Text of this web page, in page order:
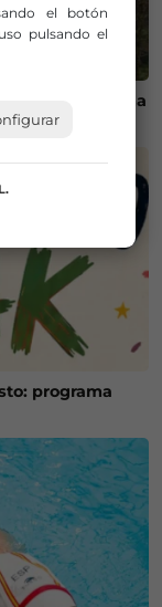
programa
programa
el botón
pulsando el